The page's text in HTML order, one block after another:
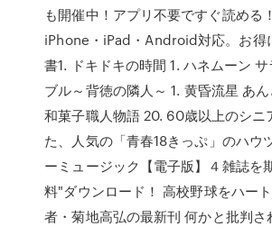
も開催中！アプリ不要ですぐ読める
iPhone・iPad・Android対応。お得
書1. ドキドキの時間 1. ハネムーン
ブル～背徳の隣人～ 1. 黄昏流星 あ
和菓子職人物語 20. 60歳以上のシニ
た、人気の「青春18きっぷ」のハウ
ーミュージック【電子版】４雑誌を
料"ダウンロード！ 高校野球をハー
者・菊地高弘の最新刊 何かと批判さ